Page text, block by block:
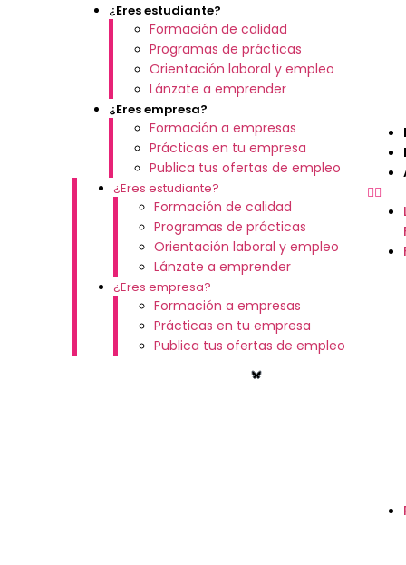
¿Eres estudiante?
Formación de calidad
Programas de prácticas
Orientación laboral y empleo
Lánzate a emprender
¿Eres empresa?
Formación a empresas
Prácticas en tu empresa
Publica tus ofertas de empleo
¿Eres estudiante?
Formación de calidad
Programas de prácticas
Orientación laboral y empleo
Lánzate a emprender
¿Eres empresa?
Formación a empresas
Prácticas en tu empresa
Publica tus ofertas de empleo